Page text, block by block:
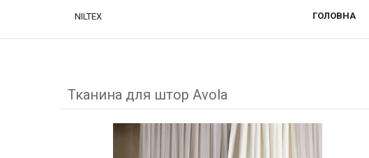
NILTEX ГОЛОВНА
Тканина для штор Avola